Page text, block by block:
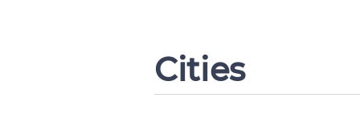
Cities